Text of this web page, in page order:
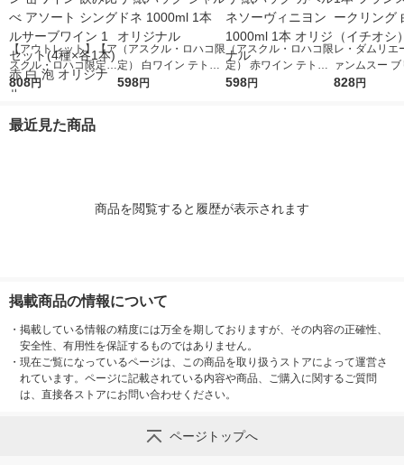
【アウトレット】【ア
スクル・ロハコ限定】
ワイン 缶ワイン 飲み
ト(4種×各1本) 赤 白
808円
（アスクル・ロハコ限
定） 白ワイン テトラ
ワイン チリ 紙パック
598円
（アスクル・ロハコ限
定） 赤ワイン テトラ
ワイン チリ 紙パック
598円
レ・ダムリエ
ァンムスー
ト11°750ml 1
828円
最近見た商品
商品を閲覧すると履歴が表示されます
掲載商品の情報について
・ 掲載している情報の精度には万全を期しておりますが、その内容の正確性、
安全性、有用性を保証するものではありません。
・ 現在ご覧になっているページは、この商品を取り扱うストアによって運営さ
れています。ページに記載されている内容や商品、ご購入に関するご質問
は、直接各ストアにお問い合わせください。
ページトップへ